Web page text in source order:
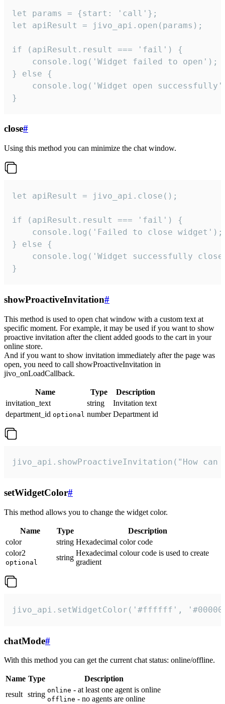
let params = {start: 'call'};
let apiResult = jivo_api.open(params);
if (apiResult.result === 'fail') {
    console.log('Widget failed to open');
} else {
console.log('Widget open
}
close#
Using this method you can minimize the chat window.
let apiResult = jivo_api.close();
if (apiResult.result === 'fail') {
    console.log('Failed to close widget');
} else {
console.log('Widget successfully
}
showProactiveInvitation#
This method is used to open chat window with a custom text at
specific moment. For example, it may be used if you want to show
proactive invitation after the client added goods to the cart in your
online store.
And if you want to show invitation immediately after the page was
open, you need to call showProactiveInvitation in
jivo_onLoadCallback.
Name Type
Description
invitation_text
string
Invitation text
department_id optional number Department id
jivo_api.showProactiveInvitation("How
setWidgetColor#
This method allows you to change the widget color.
Name Type
Description
color
string Hexadecimal color code
color2
optional
string
Hexadecimal colour code is used to create
gradient
jivo_api.setWidgetColor('#ffffff',
chatMode#
With this method you can get the current chat status: online/offline.
Name Type
Description
result string online - at least one agent is online
offline - no agents are online